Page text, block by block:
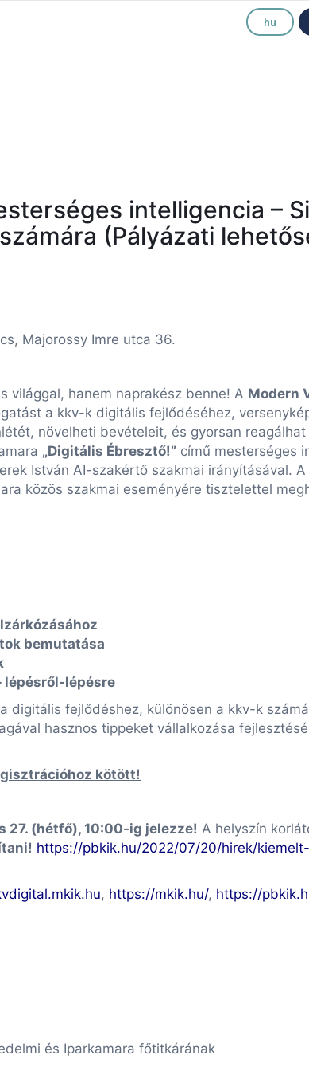
hu
intelligencia –
(Pályázati
Majorossy Imre utca 36.
világgal, hanem naprakész benne! A Modern
a kkv-k digitális fejlődéséhez,
növelheti bevételeit, és gyorsan
„Digitális Ébresztő!” című mesterséges
István AI-szakértő szakmai irányításával.
közös szakmai eseményére tisztelettel
bemutatása
lépésről-lépésre
fejlődéshez, különösen a kkv-k
hasznos tippeket vállalkozása
kötött!
27. (hétfő), 10:00-ig jelezze! A helyszín
https://pbkik.hu/2022/07/20/hirek/
, https://mkik.hu/, https://
és Iparkamara főtitkárának